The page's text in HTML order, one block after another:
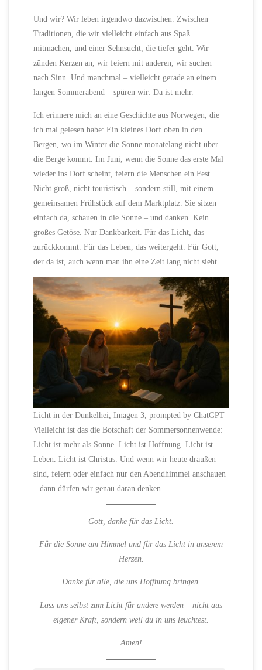
Und wir? Wir leben irgendwo dazwischen. Zwischen
Traditionen, die wir vielleicht einfach aus Spaß
mitmachen, und einer Sehnsucht, die tiefer geht. Wir
zünden Kerzen an, wir feiern mit anderen, wir suchen
nach Sinn. Und manchmal – vielleicht gerade an einem
langen Sommerabend – spüren wir: Da ist mehr.
Ich erinnere mich an eine Geschichte aus Norwegen, die
ich mal gelesen habe: Ein kleines Dorf oben in den
Bergen, wo im Winter die Sonne monatelang nicht über
die Berge kommt. Im Juni, wenn die Sonne das erste Mal
wieder ins Dorf scheint, feiern die Menschen ein Fest.
Nicht groß, nicht touristisch – sondern still, mit einem
gemeinsamen Frühstück auf dem Marktplatz. Sie sitzen
einfach da, schauen in die Sonne – und danken. Kein
großes Getöse. Nur Dankbarkeit. Für das Licht, das
zurückkommt. Für das Leben, das weitergeht. Für Gott,
der da ist, auch wenn man ihn eine Zeit lang nicht sieht.
Licht in der Dunkelhei, Imagen 3, prompted by ChatGPT
Vielleicht ist das die Botschaft der Sommersonnenwende:
Licht ist mehr als Sonne. Licht ist Hoffnung. Licht ist
Leben. Licht ist Christus. Und wenn wir heute draußen
sind, feiern oder einfach nur den Abendhimmel anschauen
– dann dürfen wir genau daran denken.
Gott, danke für das Licht.
Für die Sonne am Himmel und für das Licht in unserem
Herzen.
Danke für alle, die uns Hoffnung bringen.
Lass uns selbst zum Licht für andere werden – nicht aus
eigener Kraft, sondern weil du in uns leuchtest.
Amen!